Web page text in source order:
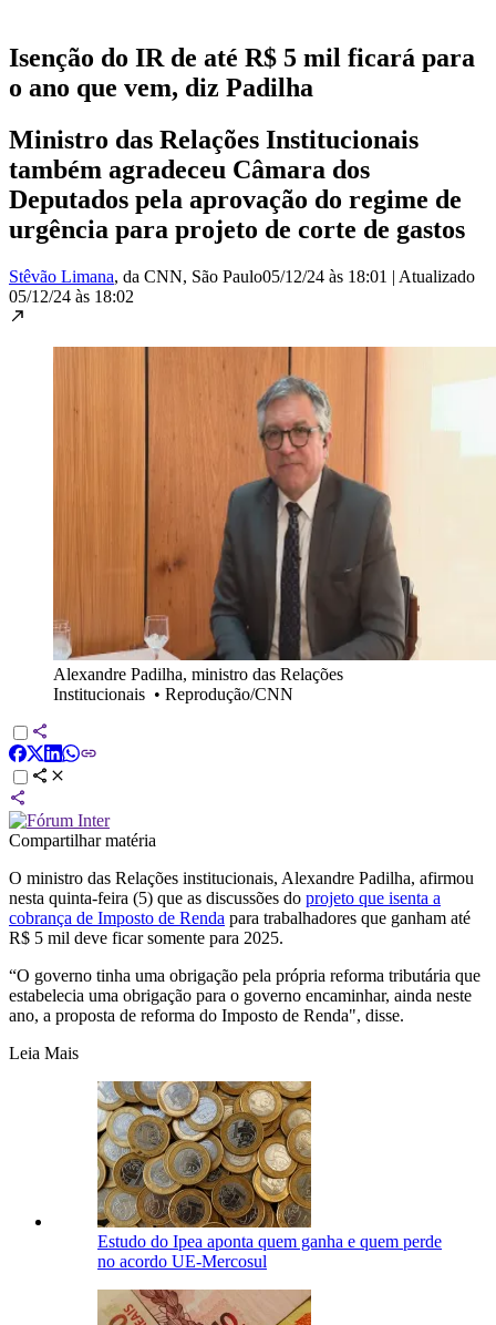
Isenção do IR de até R$ 5 mil ficará para
o ano que vem, diz Padilha
Ministro das Relações Institucionais
também agradeceu Câmara dos
Deputados pela aprovação do regime de
urgência para projeto de corte de gastos
Stêvão Limana, da CNN, São Paulo05/12/24 às 18:01 | Atualizado
05/12/24 às 18:02
Alexandre Padilha, ministro das Relações
Institucionais • Reprodução/CNN
Compartilhar matéria
O ministro das Relações institucionais, Alexandre Padilha, afirmou
nesta quinta-feira (5) que as discussões do projeto que isenta a
cobrança de Imposto de Renda para trabalhadores que ganham até
R$ 5 mil deve ficar somente para 2025.
“O governo tinha uma obrigação pela própria reforma tributária que
estabelecia uma obrigação para o governo encaminhar, ainda neste
ano, a proposta de reforma do Imposto de Renda", disse.
Leia Mais
Estudo do Ipea aponta quem ganha e quem perde
no acordo UE-Mercosul